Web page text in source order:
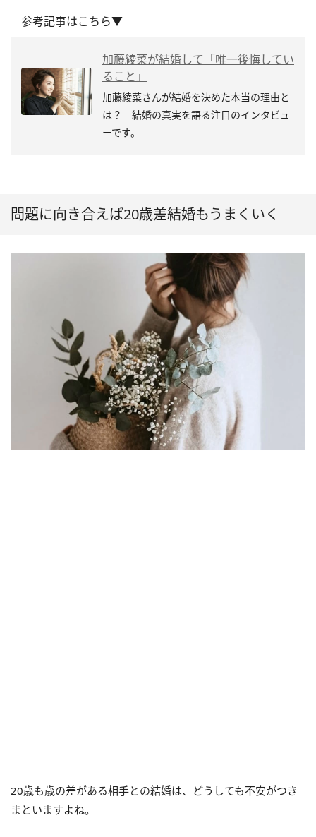
参考記事はこちら▼
加藤綾菜が結婚して「唯一後悔してい
ること」
加藤綾菜さんが結婚を決めた本当の理由と
は？ 結婚の真実を語る注目のインタビュ
ーです。
問題に向き合えば20歳差結婚もうまくいく
20歳も歳の差がある相手との結婚は、どうしても不安がつき
まといますよね。